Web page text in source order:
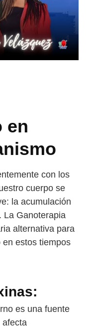
en
con los
cuerpo se
la acumulación
La Ganoterapia
alternativa para
estos tiempos
es una fuente